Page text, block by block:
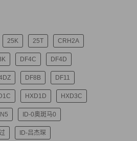
25K 25T CRH2A
DF4C DF4D
DF8B DF11
HXD1D HXD3C
ID-0奥斑马0
ID-吕杰琛